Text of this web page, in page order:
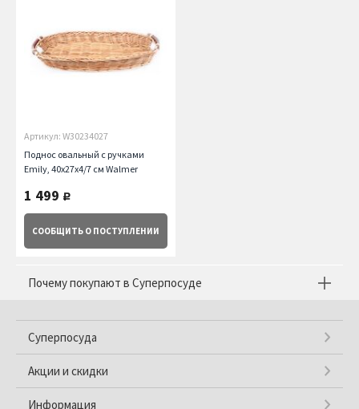
Артикул: W30234027
Поднос овальный с ручками
Emily, 40x27x4/7 см Walmer
1 499 руб.
СООБЩИТЬ О ПОСТУПЛЕНИИ
Почему покупают в Суперпосуде
Суперпосуда
Акции и скидки
Информация